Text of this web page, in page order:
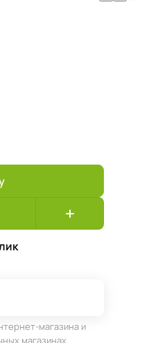
магазина и